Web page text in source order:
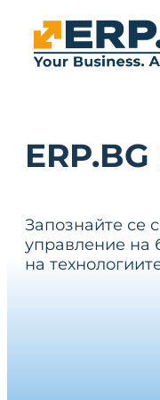
Запознайте се
управление на
на